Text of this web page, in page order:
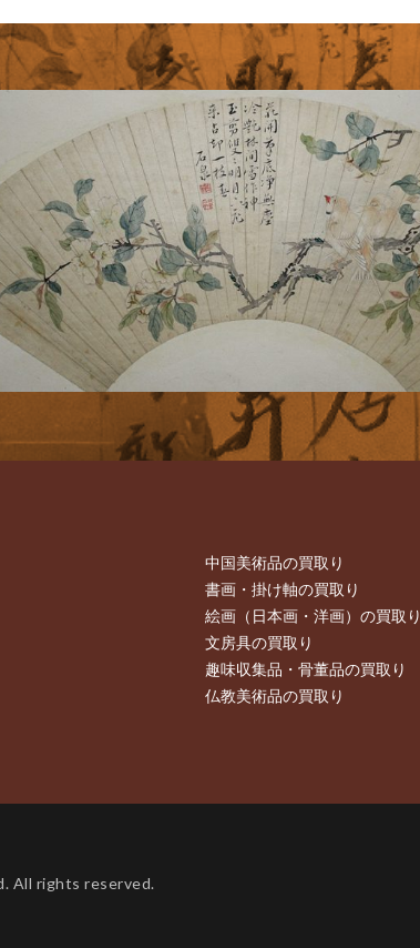
中国美術品の買取り
書画・掛け軸の買取り
絵画（日本画・洋画）の買取り
文房具の買取り
趣味収集品・骨董品の買取り
仏教美術品の買取り
All rights reserved.